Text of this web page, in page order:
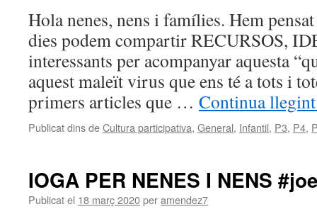
Hola nenes, nens i famílies. Hem
dies podem compartir RECURSOS,
interessants per acompanyar aquesta
aquest maleït virus que ens té a tots i
primers articles que … Continua
Publicat dins deCultura participativa, General, Infantil, P3, P4,
IOGA PER NENES I NENS
Publicat el 18 març 2020peramendez7